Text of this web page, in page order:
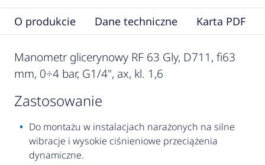
O produkcie Dane techniczne Karta PDF
Manometr glicerynowy RF 63 Gly, D711, fi63
mm, 0÷4 bar, G1/4", ax, kl. 1,6
zastosowanie
Do montażu w instalacjach narażonych na silne
wibracje i wysokie ciśnieniowe przeciążenia
dynamiczne.